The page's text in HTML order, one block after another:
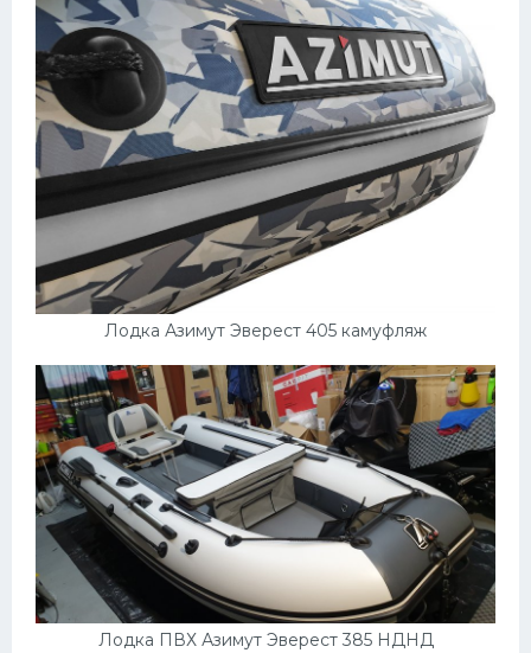
Лодка Азимут Эверест 405 камуфляж
Лодка ПВХ Азимут Эверест 385 НДНД